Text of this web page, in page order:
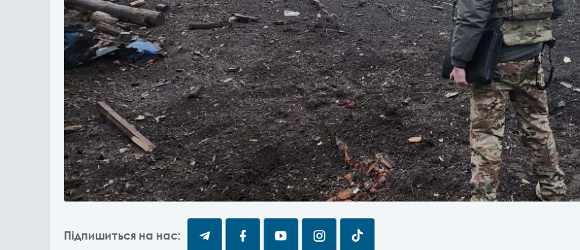
Підпишиться на нас: